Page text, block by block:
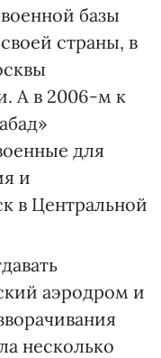
базы
страны, в
А в 2006-м к
для
и
в Центральной
аэродром и
несколько